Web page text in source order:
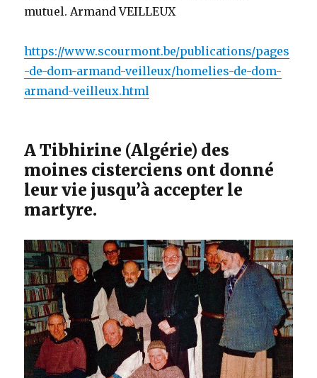
mutuel. Armand VEILLEUX
https://www.scourmont.be/publications/pages
-de-dom-armand-veilleux/homelies-de-dom-
armand-veilleux.html
A Tibhirine (Algérie) des
moines cisterciens ont donné
leur vie jusqu’à accepter le
martyre.